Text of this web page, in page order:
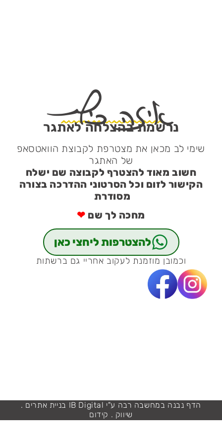
איזה כיף
נרשמת בהצלחה לאתגר
שימי לב מכאן את מצטרפת לקבוצת הוואטסאפ
של האתגר
חשוב מאוד להצטרף לקבוצה שם ישלח
הקישור לזום וכל הסרטוני ההדרכה בצורה
מסודרת
מחכה לך שם ❤
להצטרפות ליחצי כאן
וכמובן מוזמנת לעקוב אחריי גם ברשתות
הדף נבנה במחשבה רבה ע"י IB Digital בניית אתרים .
שיווק . קידום